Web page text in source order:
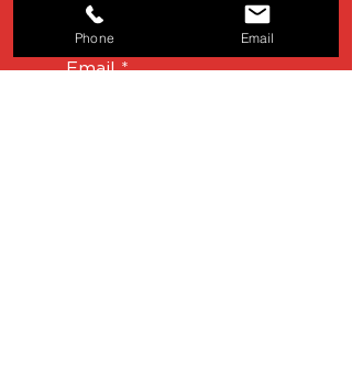
Email
Phone Email